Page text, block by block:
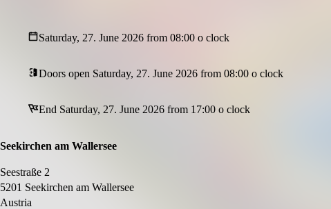
Ein unvergessliches Erlebnis am Podobeach
Saturday, 27. June 2026 from 08:00 o clock
Doors open Saturday, 27. June 2026 from 08:00 o clock
End Saturday, 27. June 2026 from 17:00 o clock
Seekirchen am Wallersee
Seestraße 2
5201 Seekirchen am Wallersee
Austria